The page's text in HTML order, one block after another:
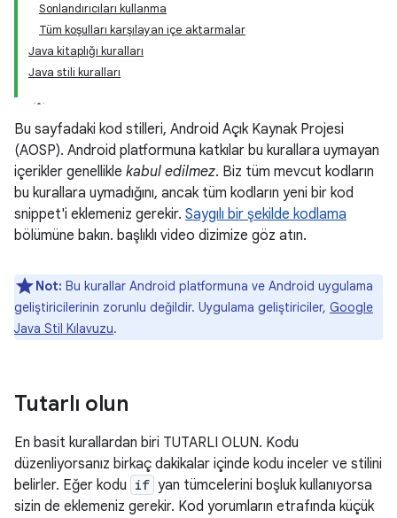
Sonlandırıcıları kullanma
Tüm koşulları karşılayan içe aktarmalar
Java kitaplığı kuralları
Java stili kuralları
Bu sayfadaki kod stilleri, Android Açık Kaynak Projesi
(AOSP). Android platformuna katkılar bu kurallara uymayan
içerikler genellikle kabul edilmez. Biz tüm mevcut kodların
bu kurallara uymadığını, ancak tüm kodların yeni bir kod
snippet'i eklemeniz gerekir. Saygılı bir şekilde kodlama
bölümüne bakın. başlıklı video dizimize göz atın.
Not: Bu kurallar Android platformuna ve Android uygulama
geliştiricilerinin zorunlu değildir. Uygulama geliştiriciler, Google
Java Stil Kılavuzu.
Tutarlı olun
En basit kurallardan biri TUTARLI OLUN. Kodu
düzenliyorsanız birkaç dakikalar içinde kodu inceler ve stilini
belirler. Eğer kodu if yan tümcelerini boşluk kullanıyorsa
sizin de eklemeniz gerekir. Kod yorumların etrafında küçük